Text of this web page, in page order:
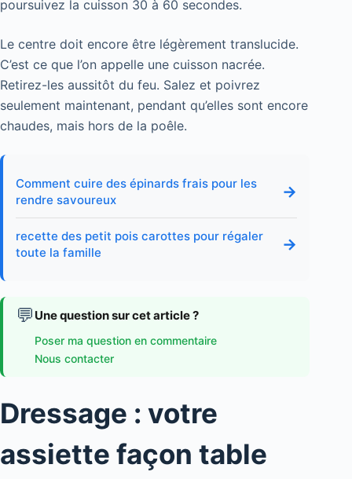
poursuivez la cuisson 30 à 60 secondes.
Le centre doit encore être légèrement translucide.
C’est ce que l’on appelle une cuisson nacrée.
Retirez-les aussitôt du feu. Salez et poivrez
seulement maintenant, pendant qu’elles sont encore
chaudes, mais hors de la poêle.
Comment cuire des épinards frais pour les
rendre savoureux
→
recette des petit pois carottes pour régaler
toute la famille
→
💬 Une question sur cet article ?
Poser ma question en commentaire
Nous contacter
Dressage : votre
assiette façon table